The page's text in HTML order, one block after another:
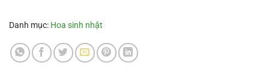
Danh mục: Hoa sinh nhật